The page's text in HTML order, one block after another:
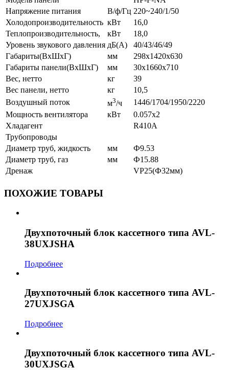
Напряжение питания
В/ф/Гц 220~240/1/50
Холодопроизводительность кВт
16,0
Теплопроизводительность,
кВт
18,0
Уровень звукового давления дБ(А)
40/43/46/49
Габариты(ВxШxГ)
мм
298x1420x630
Габариты панели(ВxШxГ)
мм
30x1660x710
Вес, нетто
кг
39
Вес панели, нетто
кг
10,5
Воздушный поток
м3/ч
1446/1704/1950/2220
Мощность вентилятора
кВт
0.057x2
Хладагент
R410A
Трубопроводы
Диаметр труб, жидкость
мм
Ф9.53
Диаметр труб, газ
мм
Ф15.88
Дренаж
VP25(Ф32мм)
ПОХОЖИЕ ТОВАРЫ
Двухпоточный блок кассетного типа AVL-
38UXJSHA
Подробнее
Двухпоточный блок кассетного типа AVL-
27UXJSGA
Подробнее
Двухпоточный блок кассетного типа AVL-
30UXJSGA